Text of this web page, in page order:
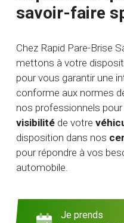
savoir-faire
Chez Rapid Pare-Brise
mettons à votre
pour vous garantir une
conforme aux normes
nos professionnels
visibilité de votre
disposition dans nos
pour répondre à vos
automobile.
Je prends